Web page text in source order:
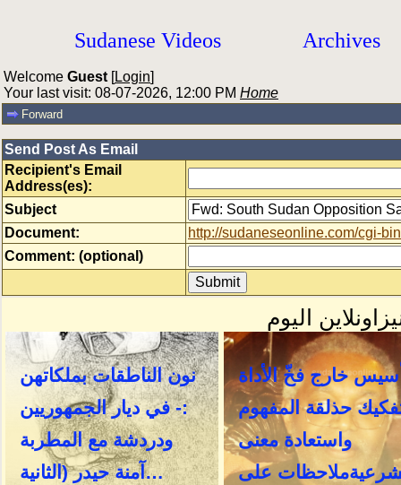
Sudanese Videos Archives
Welcome Guest [Login]
Your last visit: 08-07-2026, 12:00 PM Home
Forward
Send Post As Email
Recipient's Email
Address(es):
Subject
Document:
http://sudaneseonline.com/cgi-
Comment: (optional)